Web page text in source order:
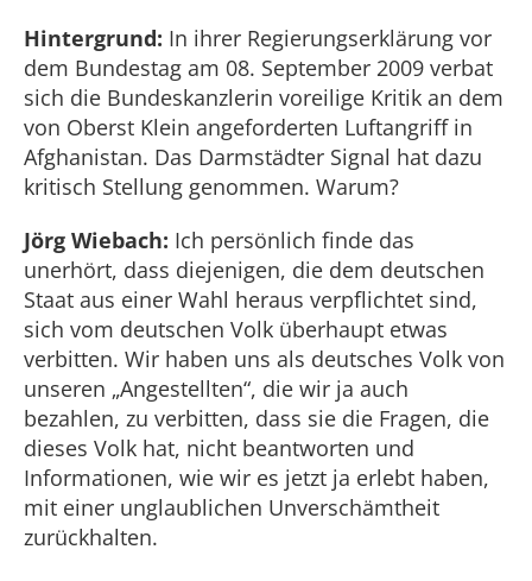
Hintergrund: In ihrer Regierungserklärung vor
dem Bundestag am 08. September 2009 verbat
sich die Bundeskanzlerin voreilige Kritik an dem
von Oberst Klein angeforderten Luftangriff in
Afghanistan. Das Darmstädter Signal hat dazu
kritisch Stellung genommen. Warum?
Jörg Wiebach: Ich persönlich finde das
unerhört, dass diejenigen, die dem deutschen
Staat aus einer Wahl heraus verpflichtet sind,
sich vom deutschen Volk überhaupt etwas
verbitten. Wir haben uns als deutsches Volk von
unseren „Angestellten“, die wir ja auch
bezahlen, zu verbitten, dass sie die Fragen, die
dieses Volk hat, nicht beantworten und
Informationen, wie wir es jetzt ja erlebt haben,
mit einer unglaublichen Unverschämtheit
zurückhalten.